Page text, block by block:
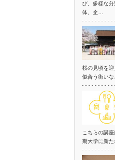
び、多様な
体、企…
桜の見頃を
似合う街い
こちらの講
期大学に新